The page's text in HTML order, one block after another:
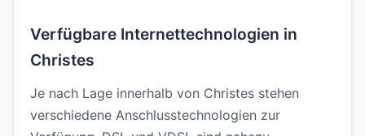
Verfügbare Internettechnologien in
Christes
Je nach Lage innerhalb von Christes stehen
verschiedene Anschlusstechnologien zur